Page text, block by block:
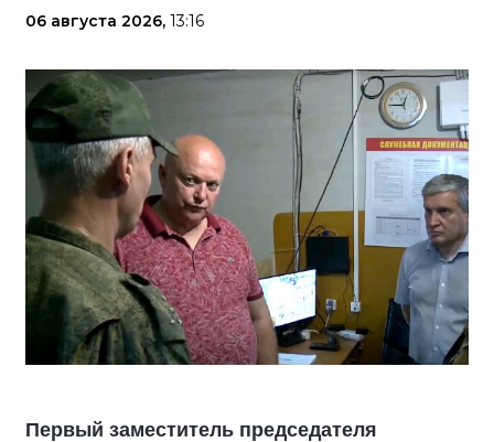
06 августа 2026, 13:16
Первый заместитель председателя